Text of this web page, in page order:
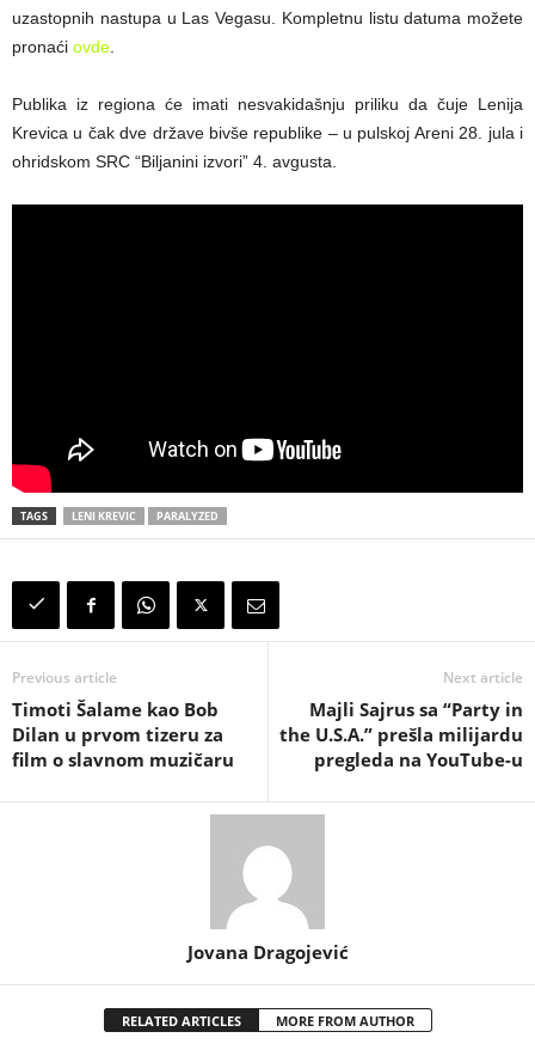
uzastopnih nastupa u Las Vegasu. Kompletnu listu datuma možete
pronaći ovde
Publika iz regiona će imati nesvakidašnju priliku da čuje Lenija
Krevica u čak dve države bivše republike – u pulskoj Areni 28. jula i
ohridskom SRC “Biljanini izvori” 4. avgusta.
TAGS LENI KREVIC PARALYZED
Previous article
Timoti Šalame kao Bob
Dilan u prvom tizeru za
film o slavnom muzičaru
Next article
Majli Sajrus sa “Party in
the U.S.A.” prešla milijardu
pregleda na YouTube-u
Jovana Dragojević
RELATED ARTICLES MORE FROM AUTHOR